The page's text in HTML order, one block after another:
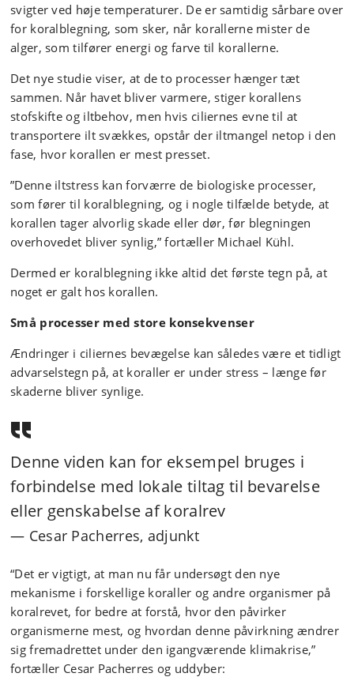
svigter ved høje temperaturer. De er samtidig sårbare over
for koralblegning, som sker, når korallerne mister de
alger, som tilfører energi og farve til korallerne.
Det nye studie viser, at de to processer hænger tæt
sammen. Når havet bliver varmere, stiger korallens
stofskifte og iltbehov, men hvis ciliernes evne til at
transportere ilt svækkes, opstår der iltmangel netop i den
fase, hvor korallen er mest presset.
”Denne iltstress kan forværre de biologiske processer,
som fører til koralblegning, og i nogle tilfælde betyde, at
korallen tager alvorlig skade eller dør, før blegningen
overhovedet bliver synlig,” fortæller Michael Kühl.
Dermed er koralblegning ikke altid det første tegn på, at
noget er galt hos korallen.
Små processer med store konsekvenser
Ændringer i ciliernes bevægelse kan således være et tidligt
advarselstegn på, at koraller er under stress – længe før
skaderne bliver synlige.
Denne viden kan for eksempel bruges i
forbindelse med lokale tiltag til bevarelse
eller genskabelse af koralrev
Cesar Pacherres, adjunkt
“Det er vigtigt, at man nu får undersøgt den nye
mekanisme i forskellige koraller og andre organismer på
koralrevet, for bedre at forstå, hvor den påvirker
organismerne mest, og hvordan denne påvirkning ændrer
sig fremadrettet under den igangværende klimakrise,”
fortæller Cesar Pacherres og uddyber: